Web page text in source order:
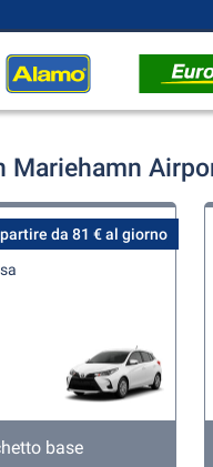
Mariehamn
da 81 € al giorno
base